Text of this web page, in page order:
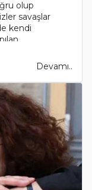
olup
savaşlar
kendi
Devamı..